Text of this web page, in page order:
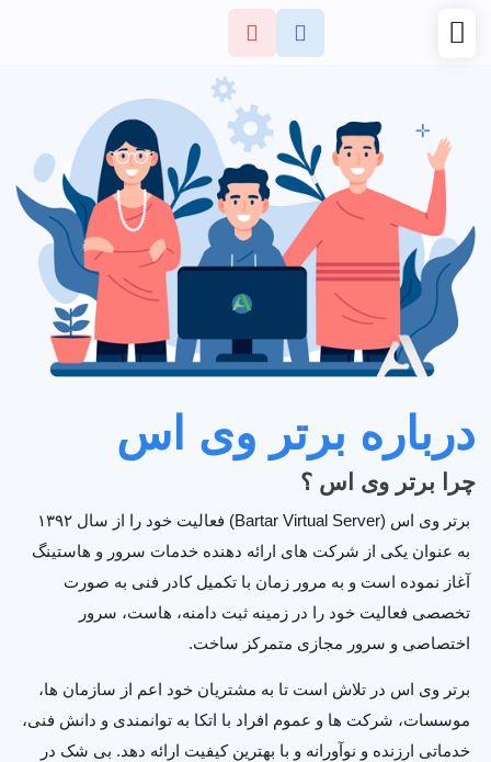
درباره برتر وی اس
چرا برتر وی اس ؟
برتر وی اس (Bartar Virtual Server) فعالیت خود را از سال ۱۳۹۲
به عنوان یکی از شرکت های ارائه دهنده خدمات سرور و هاستینگ
آغاز نموده است و به مرور زمان با تکمیل کادر فنی به صورت
تخصصی فعالیت خود را در زمینه ثبت دامنه، هاست، سرور
اختصاصی و سرور مجازی متمرکز ساخت.
برتر وی اس در تلاش است تا به مشتریان خود اعم از سازمان ها،
موسسات، شرکت ها و عموم افراد با اتکا به توانمندی و دانش فنی،
خدماتی ارزنده و نوآورانه و با بهترین کیفیت ارائه دهد. بی شک در